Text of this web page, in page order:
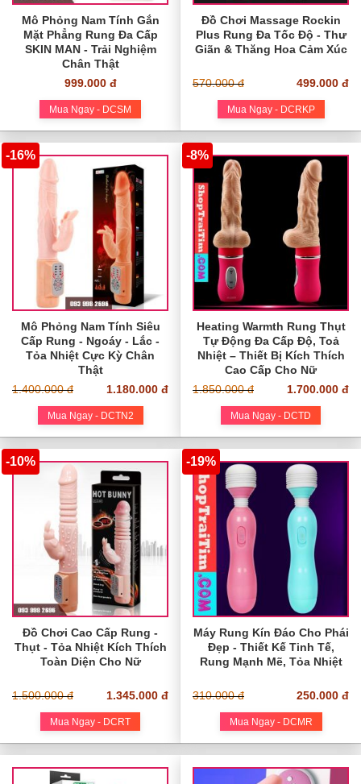
Mô Phỏng Nam Tính Gắn
Mặt Phẳng Rung Đa Cấp
SKIN MAN - Trải Nghiệm
Chân Thật
999.000 đ
Mua Ngay - DCSM
Đồ Chơi Massage Rockin
Plus Rung Đa Tốc Độ - Thư
Giãn & Thăng Hoa Cảm Xúc
570.000 đ 499.000 đ
Mua Ngay - DCRKP
Mô Phỏng Nam Tính Siêu
Cấp Rung - Ngoáy - Lắc -
Tỏa Nhiệt Cực Kỳ Chân
Thật
1.400.000 đ
1.180.000 đ
-16%
Mua Ngay - DCTN2
Heating Warmth Rung Thụt
Tự Động Đa Cấp Độ, Toả
Nhiệt – Thiết Bị Kích Thích
Cao Cấp Cho Nữ
1.850.000 đ
1.700.000 đ
-8%
Mua Ngay - DCTD
Đồ Chơi Cao Cấp Rung -
Thụt - Tỏa Nhiệt Kích Thích
Toàn Diện Cho Nữ
1.500.000 đ 1.345.000 đ
-10%
Mua Ngay - DCRT
Máy Rung Kín Đáo Cho Phái
Đẹp - Thiết Kế Tinh Tế,
Rung Mạnh Mẽ, Tỏa Nhiệt
310.000 đ 250.000 đ
-19%
Mua Ngay - DCMR